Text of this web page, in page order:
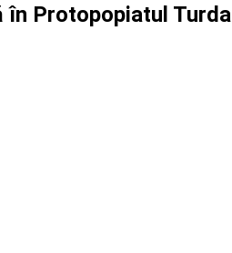
Protopopiatul Turda